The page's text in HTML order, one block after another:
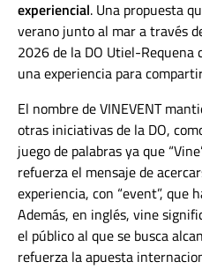
experiencial. Una propuesta
verano junto al mar a través
2026 de la DO Utiel-Requena
una experiencia para
El nombre de VINEVENT
otras iniciativas de la DO,
juego de palabras ya que
refuerza el mensaje de
experiencia, con “event”, que
Además, en inglés, vine
el público al que se busca
refuerza la apuesta